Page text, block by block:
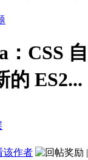
：CSS
的 ES2...
该作者 |